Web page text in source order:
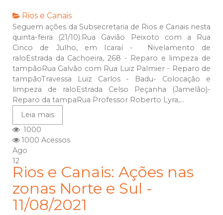
Rios e Canais
Seguem ações da Subsecretaria de Rios e Canais nesta
quinta-feira (21/10).Rua Gavião Peixoto com a Rua
Cinco de Julho, em Icaraí - Nivelamento de
raloEstrada da Cachoeira, 268 - Reparo e limpeza de
tampãoRua Galvão com Rua Luiz Palmier - Reparo de
tampãoTravessa Luiz Carlos - Badu- Colocação e
limpeza de raloEstrada Celso Peçanha (Jamelão)-
Reparo da tampaRua Professor Roberto Lyra,...
Leia mais
1000
1000 Acessos
Ago
12
Rios e Canais: Ações nas
zonas Norte e Sul -
11/08/2021